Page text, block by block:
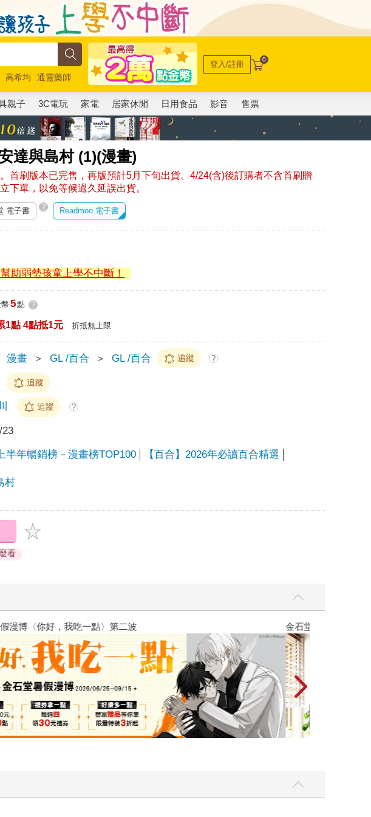
高希均
通靈藥師
登入/註冊 0
親子 3C電玩 家電 居家休閒 日用食品 影音 售票
達與島村 (1)(漫畫)
首刷版本已完售，再版預計5月下旬出貨。4/24(含)後訂購者不含首刷贈
下單，以免等候過久延誤出貨。
電子書 ? Readmoo 電子書
助弱勢孩童上學不中斷！
5點 ?
1點 4點抵1元 折抵無上限
漫畫 ＞ GL /百合 ＞ GL /百合 追蹤 ?
追蹤
追蹤 ?
23
半年暢銷榜－漫畫榜TOP100 【百合】2026年必讀百合精選
村
看
全校第一美少女商量彼此摯友的戀愛煩惱，不知不覺間她竟成為我最親近
）
台灣角川2026